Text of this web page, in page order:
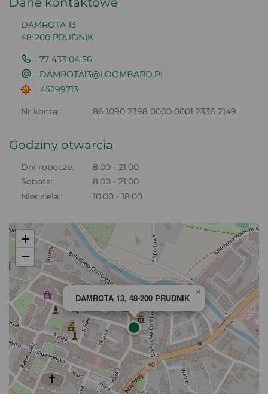
DAMROTA 13
48-200 PRUDNIK
77 433 04 56
DAMROTA13@LOOMBARD.PL
45299713
Nr konta: 86 1090 2398 0000 0001 2336 2149
Godziny otwarcia
Dni robocze:
8:00 - 21:00
Sobota:
8:00 - 21:00
Niedziela:
10:00 - 18:00
DAMROTA 13, 48-200 PRUDNIK
×
+
−